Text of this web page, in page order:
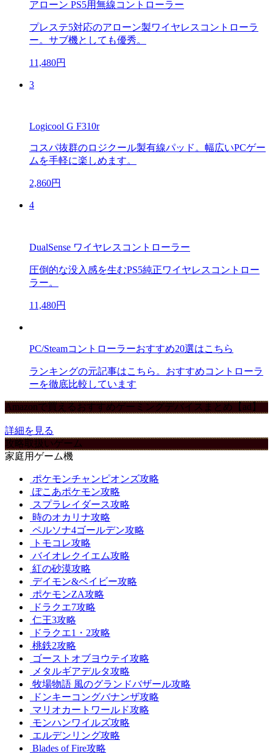
アローン PS5用無線コントローラー
プレステ5対応のアローン製ワイヤレスコントローラ
ー。サブ機としても優秀。
11,480円
3
Logicool G F310r
コスパ抜群のロジクール製有線パッド。幅広いPCゲー
ムを手軽に楽しめます。
2,860円
4
DualSense ワイヤレスコントローラー
圧倒的な没入感を生むPS5純正ワイヤレスコントロー
ラー。
11,480円
PC/Steamコントローラーおすすめ20選はこちら
ランキングの元記事はこちら。おすすめコントローラ
ーを徹底比較しています
Amazonで買えるおすすめゲーミングデバイスまとめ【ad】
詳細を見る
攻略取扱いゲーム
家庭用ゲーム機
ポケモンチャンピオンズ攻略
ぽこあポケモン攻略
スプラレイダース攻略
時のオカリナ攻略
ペルソナ4ゴールデン攻略
トモコレ攻略
バイオレクイエム攻略
紅の砂漠攻略
デイモン&ベイビー攻略
ポケモンZA攻略
ドラクエ7攻略
仁王3攻略
ドラクエ1・2攻略
桃鉄2攻略
ゴーストオブヨウテイ攻略
メタルギアデルタ攻略
牧場物語 風のグランドバザール攻略
ドンキーコングバナンザ攻略
マリオカートワールド攻略
モンハンワイルズ攻略
エルデンリング攻略
Blades of Fire攻略